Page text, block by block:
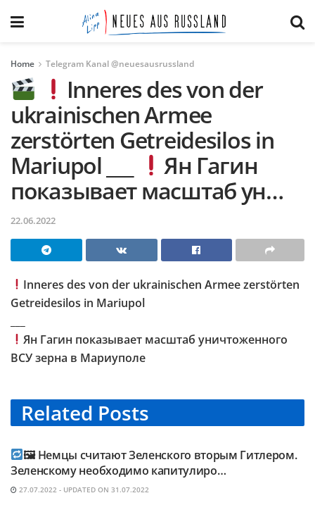
Home Telegram Kanal @neuesausrussland
Inneres des von der
ukrainischen Armee
zerstörten Getreidesilos in
Mariupol ___
Ян Гагин
показывает масштаб ун…
22.06.2022
Inneres des von der ukrainischen Armee zerstörten
Getreidesilos in Mariupol
Ян Гагин показывает масштаб уничтоженного
ВСУ зерна в Мариуполе
Related Posts
TELEGRAM KANAL @NEUESAUSRUSSLAND
🖼 Немцы считают Зеленского вторым Гитлером.
Зеленскому необходимо капитулиро…
27.07.2022 - UPDATED ON 31.07.2022